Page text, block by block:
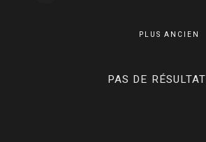
PLUS ANCIEN
PAS DE RÉSULTAT